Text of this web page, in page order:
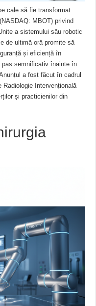
cale să fie transformat
MBOT) privind
a sistemului său robotic
de ultimă oră promite să
și eficiență în
pas semnificativ înainte în
a fost făcut în cadrul
Intervențională
și practicienilor din